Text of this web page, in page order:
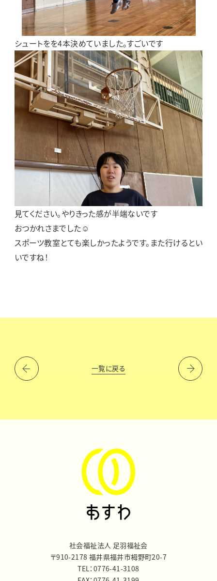
シュートをを4本決めていました。すごいです
見てください。やりきった感が半端ないです
おつかれさまでした☺
スポーツ教室とても楽しかったようです。また行けるとい
いですね！
一覧に戻る
社会福祉法人 足羽福祉会
〒910-2178 福井県福井市栂野町20-7
TEL：0776-41-3108